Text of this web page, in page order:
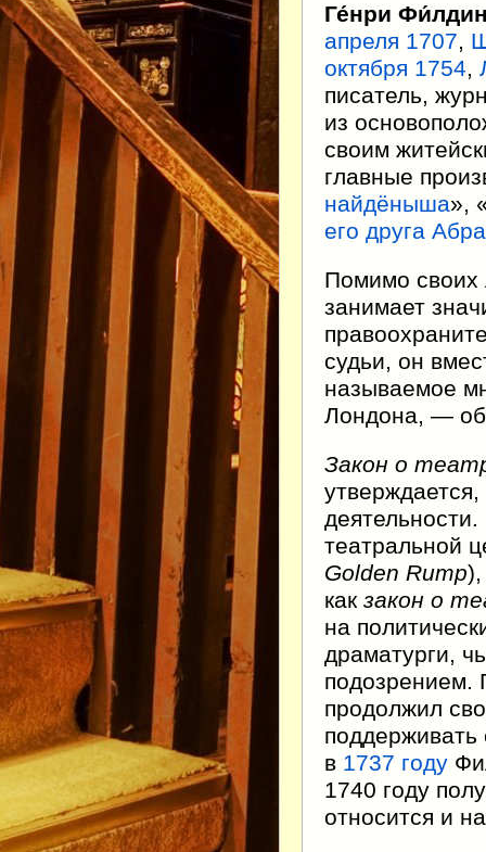
Ге́нри
апреля 1707,
октября 1754,
писатель,
из
своим
главные
найдёныша»,
его друга
Помимо своих
занимает
судьи, он
называемое
Лондона, —
Закон о
театральной
Golden Rump),
как закон о
на
драматурги,
подозрением.
продолжил
в 1737 году
1740 году
относится и